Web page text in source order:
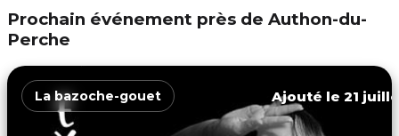
Prochain événement près de Authon-du-
Perche
La bazoche-gouet Ajouté le 21